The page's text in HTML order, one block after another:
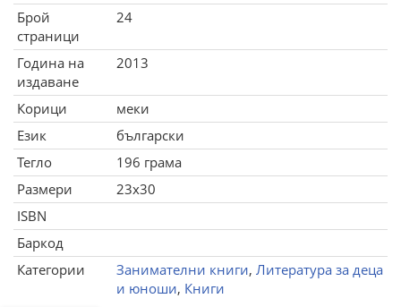
Брой
страници
24
Година на
издаване
2013
Корици
меки
Език
български
Тегло
196 грама
Размери
23x30
ISBN
Баркод
Категории
Занимателни книги, Литература за деца
и юноши, Книги